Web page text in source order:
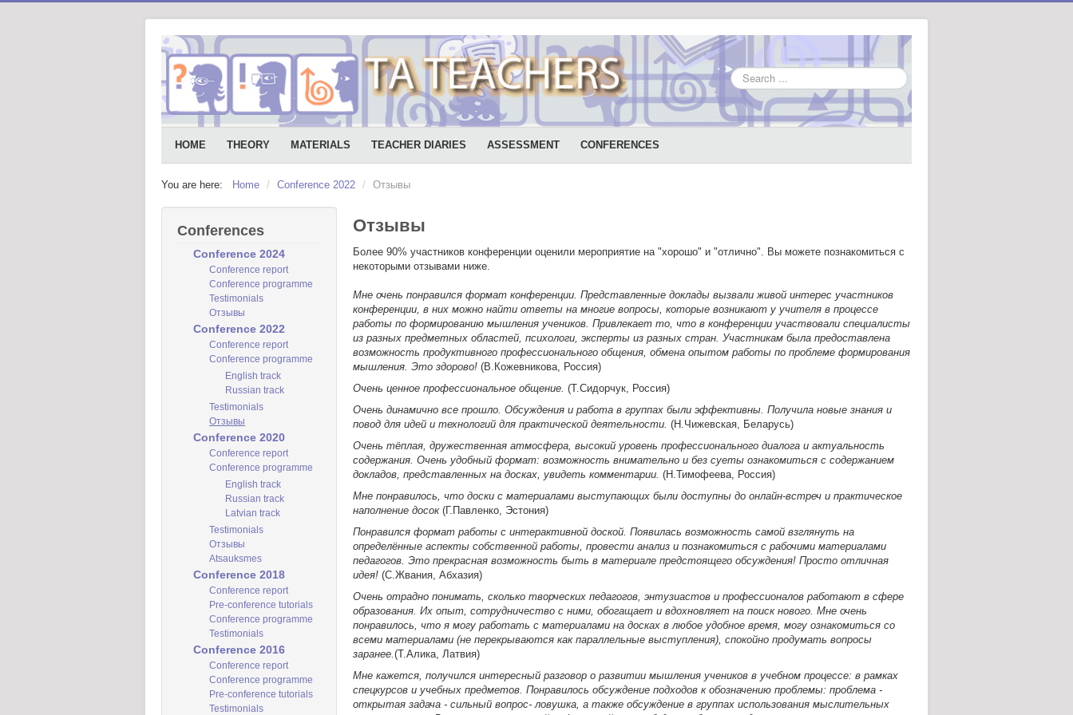
Search
...
HOME THEORY MATERIALS TEACHER DIARIES ASSESSMENT CONFERENCES
You are here: Home / Conference 2022 / Отзывы
Conferences
Conference 2024
Conference report
Conference programme
Testimonials
Отзывы
Conference 2022
Conference report
Conference programme
English track
Russian track
Testimonials
Отзывы
Conference 2020
Conference report
Conference programme
English track
Russian track
Latvian track
Testimonials
Отзывы
Atsauksmes
Conference 2018
Conference report
Pre-conference tutorials
Conference programme
Testimonials
Conference 2016
Conference report
Conference programme
Pre-conference tutorials
Testimonials
Отзывы
Более 90% участников конференции оценили мероприятие на "хорошо" и "отлично". Вы можете познакомиться с
некоторыми отзывами ниже.
Мне очень понравился формат конференции. Представленные доклады вызвали живой интерес участников
конференции, в них можно найти ответы на многие вопросы, которые возникают у учителя в процессе
работы по формированию мышления учеников. Привлекает то, что в конференции участвовали специалисты
из разных предметных областей, психологи, эксперты из разных стран. Участникам была предоставлена
возможность продуктивного профессионального общения, обмена опытом работы по проблеме формирования
мышления. Это здорово! (В.Кожевникова, Россия)
Очень ценное профессиональное общение. (Т.Сидорчук, Россия)
Очень динамично все прошло. Обсуждения и работа в группах были эффективны. Получила новые знания и
повод для идей и технологий для практической деятельности. (Н.Чижевская, Беларусь)
Очень тёплая, дружественная атмосфера, высокий уровень профессионального диалога и актуальность
содержания. Очень удобный формат: возможность внимательно и без суеты ознакомиться с содержанием
докладов, представленных на досках, увидеть комментарии. (Н.Тимофеева, Россия)
Мне понравилось, что доски с материалами выступающих были доступны до онлайн-встреч и практическое
наполнение досок(Г.Павленко, Эстония)
Понравился формат работы с интерактивной доской. Появилась возможность самой взглянуть на
определённые аспекты собственной работы, провести анализ и познакомиться с рабочими материалами
педагогов. Это прекрасная возможность быть в материале предстоящего обсуждения! Просто отличная
идея! (С.Жвания, Абхазия)
Очень отрадно понимать, сколько творческих педагогов, энтузиастов и профессионалов работают в сфере
образования. Их опыт, сотрудничество с ними, обогащает и вдохновляет на поиск нового. Мне очень
понравилось, что я могу работать с материалами на досках в любое удобное время, могу ознакомиться со
всеми материалами (не перекрываются как параллельные выступления), спокойно продумать вопросы
заранее.(Т.Алика, Латвия)
Мне кажется, получился интересный разговор о развитии мышления учеников в учебном процессе: в рамках
спецкурсов и учебных предметов. Понравилось обсуждение подходов к обозначению проблемы: проблема -
открытая задача - сильный вопрос- ловушка, а также обсуждение в группах использования мыслительных